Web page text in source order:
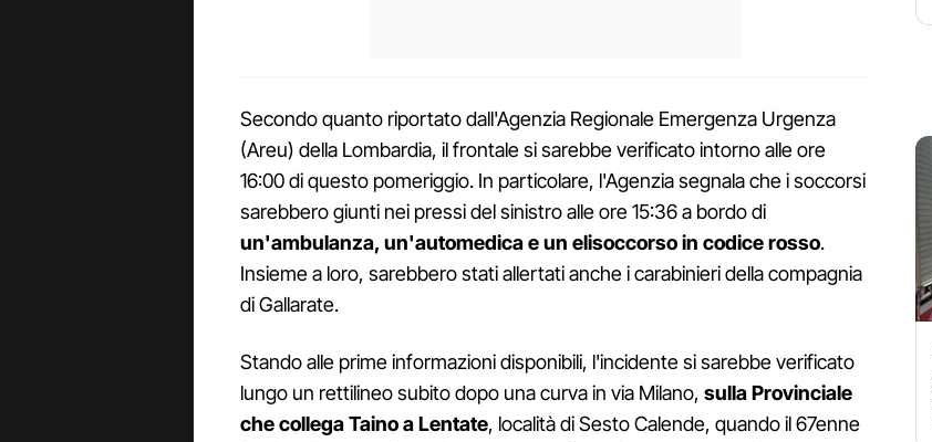
Secondo quanto riportato dall'Agenzia Regionale Emergenza Urgenza
(Areu) della Lombardia, il frontale si sarebbe verificato intorno alle ore
16:00 di questo pomeriggio. In particolare, l'Agenzia segnala che i soccorsi
sarebbero giunti nei pressi del sinistro alle ore 15:36 a bordo di
un'ambulanza, un'automedica e un elisoccorso in codice rosso.
Insieme a loro, sarebbero stati allertati anche i carabinieri della compagnia
di Gallarate.
Stando alle prime informazioni disponibili, l'incidente si sarebbe verificato
lungo un rettilineo subito dopo una curva in via Milano, sulla Provinciale
che collega Taino a Lentate, località di Sesto Calende, quando il 67enne